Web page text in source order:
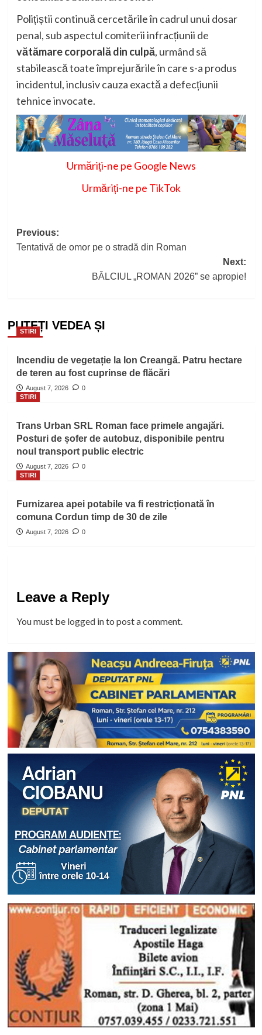
Polițiștii continuă cercetările în cadrul unui dosar
penal, sub aspectul comiterii infracțiunii de
vătămare corporală din culpă, urmând să
stabilească toate împrejurările în care s-a produs
incidentul, inclusiv cauza exactă a defecțiunii
tehnice invocate.
Urmăriți-ne pe Google News
Urmăriți-ne pe TikTok
Post
navigation
Previous:
Tentativă de omor pe o stradă din Roman
Next:
BÂLCIUL „ROMAN 2026” se apropie!
PUTEȚI VEDEA ȘI
STIRI
Incendiu de vegetație la Ion Creangă. Patru hectare
de teren au fost cuprinse de flăcări
August 7, 2026
0
STIRI
Trans Urban SRL Roman face primele angajări.
Posturi de șofer de autobuz, disponibile pentru
noul transport public electric
August 7, 2026
0
STIRI
Furnizarea apei potabile va fi restricționată în
comuna Cordun timp de 30 de zile
August 7, 2026 0
Leave a Reply
You must be logged into post a comment.